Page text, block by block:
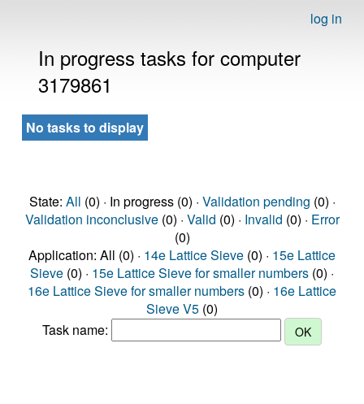
log in
In progress tasks for computer
3179861
No tasks to display
State: All (0) · In progress (0) · Validation pending (0) ·
Validation inconclusive(0) · Valid (0) · Invalid (0) · Error
(0)
Application: All (0) · 14e Lattice Sieve (0) · 15e Lattice
Sieve (0) · 15e Lattice Sieve for smaller numbers (0) ·
16e Lattice Sieve for smaller numbers (0) · 16e Lattice
Sieve V5 (0)
Task name: